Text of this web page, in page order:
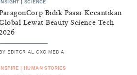
INSIGHT |SCIENCE
Bidik Pasar Kecantikan
Lewat Beauty Science Tech
BY EDITORIAL CXO MEDIA
INSPIRE HUMAN STORIES